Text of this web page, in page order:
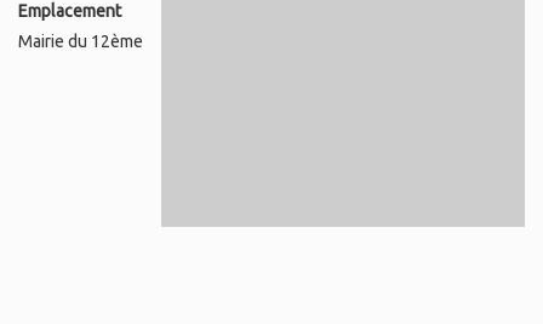
Emplacement
Mairie du 12ème